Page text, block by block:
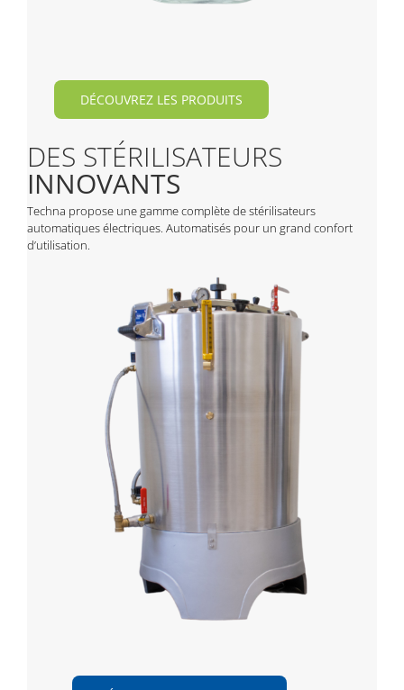
DÉCOUVREZ LES PRODUITS
DES STÉRILISATEURS
INNOVANTS
Techna propose une gamme complète de stérilisateurs
automatiques électriques. Automatisés pour un grand confort
d’utilisation.